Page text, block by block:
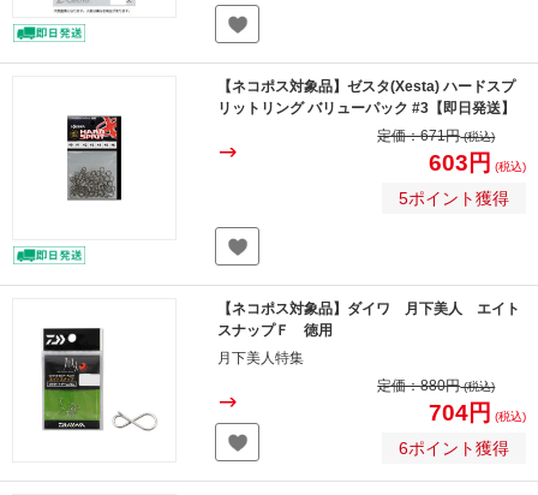
【ネコポス対象品】ゼスタ(Xesta) ハードスプ
リットリング バリューパック #3【即日発送】
定価：671円(税込)
603円 (税込)
5ポイント獲得
【ネコポス対象品】ダイワ 月下美人 エイト
スナップＦ 徳用
月下美人特集
定価：880円(税込)
704円 (税込)
6ポイント獲得